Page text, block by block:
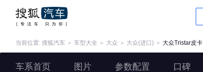
当前位置: 搜狐汽车 ＞ 车型大全 ＞ 大众 ＞ 大众(进口) ＞ 大众Tristar皮卡
车系首页 图片 参数配置 口碑